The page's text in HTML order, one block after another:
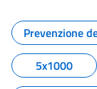
Tutti i
Prevenzione
5x1000